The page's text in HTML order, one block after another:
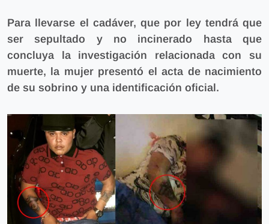
Para llevarse el cadáver, que por ley tendrá que
ser sepultado y no incinerado hasta que
concluya la investigación relacionada con su
muerte, la mujer presentó el acta de nacimiento
de su sobrino y una identificación oficial.